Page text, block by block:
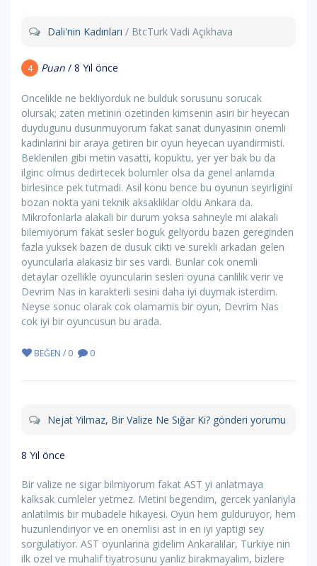
Dali'nin Kadınları / BtcTurk Vadi Açıkhava
4 Puan / 8 Yıl önce
Oncelikle ne bekliyorduk ne bulduk sorusunu sorucak
olursak; zaten metinin ozetinden kimsenin asiri bir heyecan
duydugunu dusunmuyorum fakat sanat dunyasinin onemli
kadinlarini bir araya getiren bir oyun heyecan uyandirmisti.
Beklenilen gibi metin vasatti, kopuktu, yer yer bak bu da
ilginc olmus dedirtecek bolumler olsa da genel anlamda
birlesince pek tutmadi. Asil konu bence bu oyunun seyirligini
bozan nokta yani teknik aksakliklar oldu Ankara da.
Mikrofonlarla alakali bir durum yoksa sahneyle mi alakali
bilemiyorum fakat sesler boguk geliyordu bazen gereginden
fazla yuksek bazen de dusuk cikti ve surekli arkadan gelen
oyuncularla alakasiz bir ses vardi. Bunlar cok onemli
detaylar ozellikle oyuncularin sesleri oyuna canlilik verir ve
Devrim Nas in karakterli sesini daha iyi duymak isterdim.
Neyse sonuc olarak cok olamamis bir oyun, Devrim Nas
cok iyi bir oyuncusun bu arada.
BEĞEN / 0 0
Nejat Yilmaz, Bir Valize Ne Sığar Ki? gönderi yorumu
8 Yıl önce
Bir valize ne sigar bilmiyorum fakat AST yi anlatmaya
kalksak cumleler yetmez. Metini begendim, gercek yanlariyla
anlatilmis bir mubadele hikayesi. Oyun hem gulduruyor, hem
huzunlendiriyor ve en onemlisi ast in en iyi yaptigi sey
sorgulatiyor. AST oyunlarina gidelim Ankaralilar, Turkiye nin
ilk ozel ve muhalif tiyatrosunu yanliz birakmayalim, bizlere